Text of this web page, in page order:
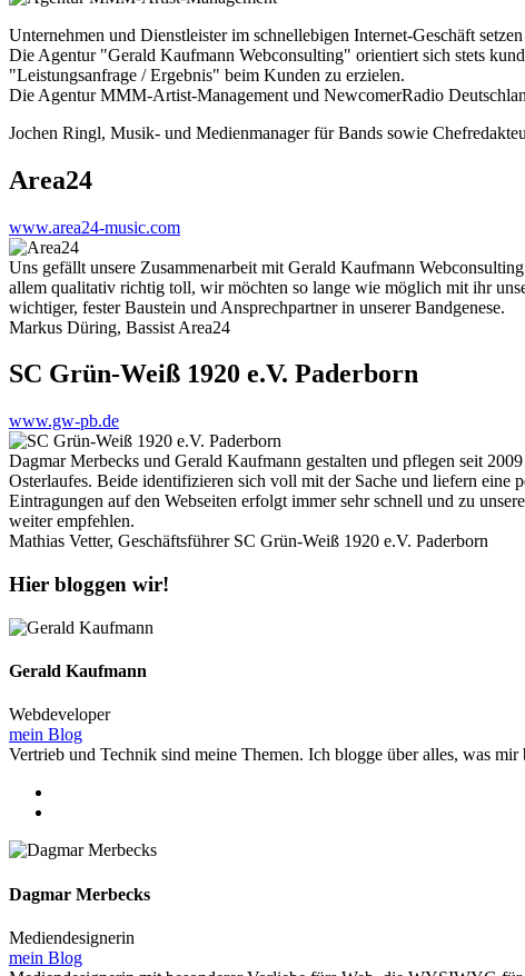
Unternehmen und Dienstleister im schnellebigen Internet-Geschäft
Die Agentur "Gerald Kaufmann Webconsulting" orientiert sich stets
"Leistungsanfrage / Ergebnis" beim Kunden zu erzielen.
Die Agentur MMM-Artist-Management und NewcomerRadio
Jochen Ringl, Musik- und Medienmanager für Bands sowie
Area24
www.area24-music.com
Uns gefällt unsere Zusammenarbeit mit Gerald Kaufmann
allem qualitativ richtig toll, wir möchten so lange wie möglich mit ihr
wichtiger, fester Baustein und Ansprechpartner in unserer Bandgenese.
Markus Düring, Bassist Area24
SC Grün-Weiß 1920 e.V. Paderborn
www.gw-pb.de
Dagmar Merbecks und Gerald Kaufmann gestalten und pflegen seit
Osterlaufes. Beide identifizieren sich voll mit der Sache und liefern
Eintragungen auf den Webseiten erfolgt immer sehr schnell und zu
weiter empfehlen.
Mathias Vetter, Geschäftsführer SC Grün-Weiß 1920 e.V. Paderborn
Hier bloggen wir!
Gerald Kaufmann
Webdeveloper
mein Blog
Vertrieb und Technik sind meine Themen. Ich blogge über alles, was
Dagmar Merbecks
Mediendesignerin
mein Blog